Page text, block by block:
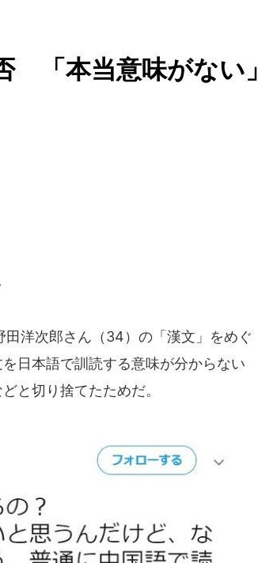
「本当意味がない」
洋次郎さん（34）の「漢文」をめぐ
日本語で訓読する意味が分からない
と切り捨てたためだ。